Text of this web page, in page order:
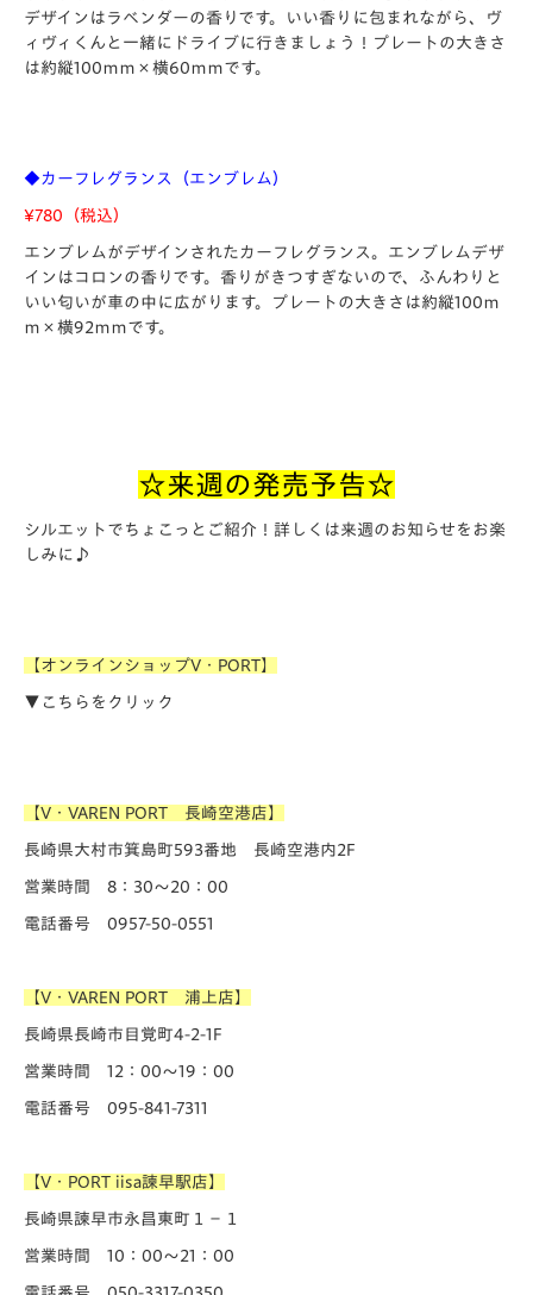
デザインはラベンダーの香りです。いい香りに包まれながら、ヴ
ィヴィくんと一緒にドライブに行きましょう！プレートの大きさ
は約縦100ｍｍ×横60ｍｍです。
◆カーフレグランス（エンブレム）
¥780（税込）
エンブレムがデザインされたカーフレグランス。エンブレムデザ
インはコロンの香りです。香りがきつすぎないので、ふんわりと
いい匂いが車の中に広がります。プレートの大きさは約縦100ｍ
ｍ×横92ｍｍです。
☆来週の発売予告☆
シルエットでちょこっとご紹介！詳しくは来週のお知らせをお楽
しみに♪
【オンラインショップV・PORT】
▼こちらをクリック
【V・VAREN PORT 長崎空港店】
長崎県大村市箕島町593番地 長崎空港内2F
営業時間 8：30～20：00
電話番号 0957-50-0551
【V・VAREN PORT 浦上店】
長崎県長崎市目覚町4-2-1F
営業時間 12：00～19：00
電話番号 095-841-7311
【V・PORT iisa諫早駅店】
長崎県諫早市永昌東町１−１
営業時間 10：00～21：00